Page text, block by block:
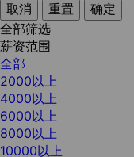
取消 重置
确定
全部筛选
薪资范围
全部
2000以上
4000以上
6000以上
8000以上
10000以上